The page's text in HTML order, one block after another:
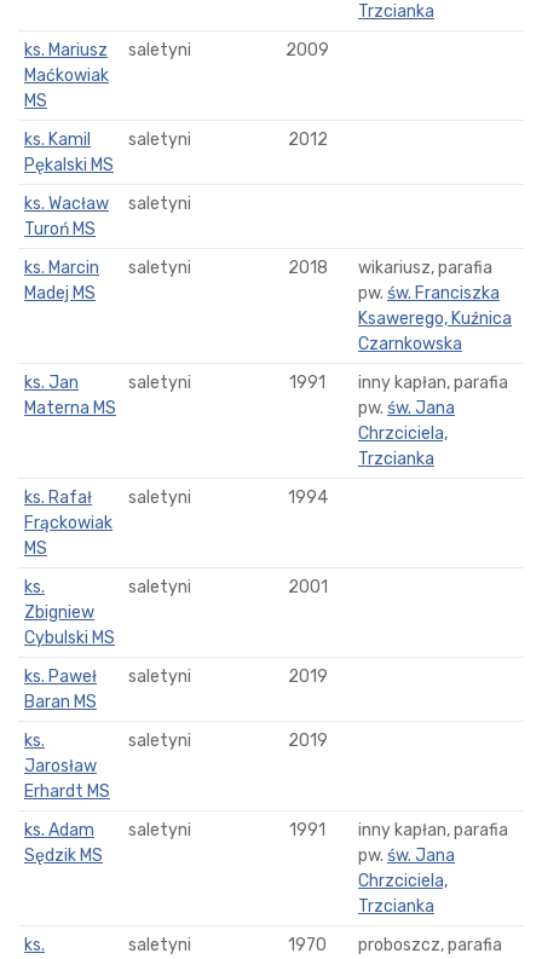
Trzcianka
ks. Mariusz
Maćkowiak
MS
saletyni 2009
ks. Kamil
Pękalski MS
saletyni 2012
ks. Wacław
Turoń MS
saletyni
ks. Marcin
Madej MS
saletyni 2018
wikariusz, parafia
pw. św. Franciszka
Ksawerego, Kuźnica
Czarnkowska
ks. Jan
Materna MS
saletyni 1991
inny kapłan, parafia
pw. św. Jana
Chrzciciela,
Trzcianka
ks. Rafał
Frąckowiak
MS
saletyni 1994
ks.
Zbigniew
Cybulski MS
saletyni 2001
ks. Paweł
Baran MS
saletyni 2019
ks.
Jarosław
Erhardt MS
saletyni 2019
ks. Adam
Sędzik MS
saletyni 1991
inny kapłan, parafia
pw. św. Jana
Chrzciciela,
Trzcianka
ks.
saletyni 1970
proboszcz, parafia